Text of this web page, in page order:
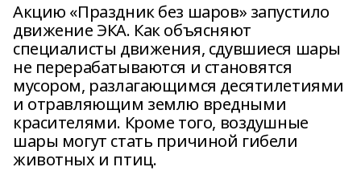
Акцию «Праздник без шаров» запустило
движение ЭКА. Как объясняют
специалисты движения, сдувшиеся шары
не перерабатываются и становятся
мусором, разлагающимся десятилетиями
и отравляющим землю вредными
красителями. Кроме того, воздушные
шары могут стать причиной гибели
животных и птиц.